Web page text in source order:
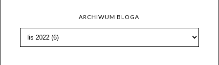
ARCHIWUM BLOGA